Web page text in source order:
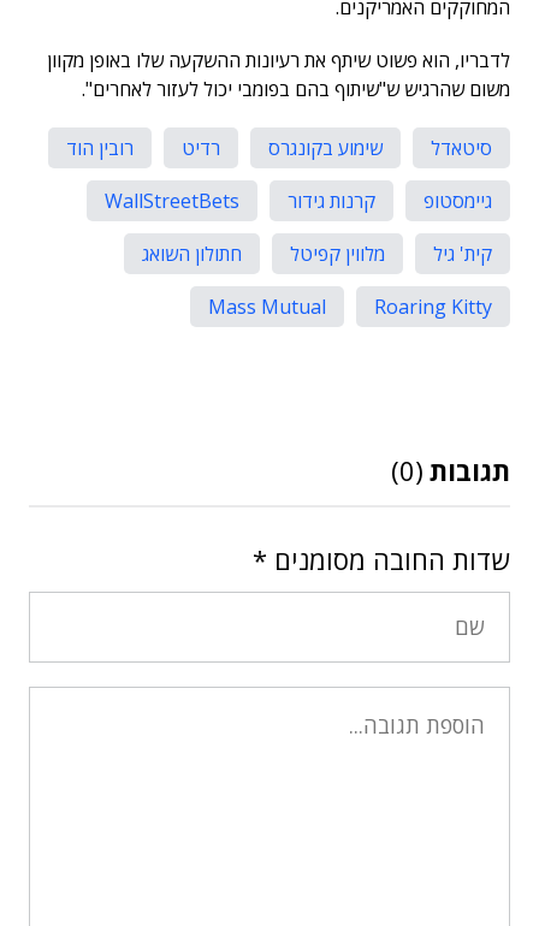
המחוקקים האמריקנים.
לדבריו, הוא פשוט שיתף את רעיונות ההשקעה שלו באופן מקוון
משום שהרגיש ש"שיתוף בהם בפומבי יכול לעזור לאחרים".
סיטאדל שימוע בקונגרס רדיט
רובין הוד
גיימסטופ
קרנות גידור
WallStreetBets
קית' גיל
מלווין קפיטל
חתולון השואג
Roaring Kitty
Mass Mutual
תגובות (0)
שדות החובה מסומנים *